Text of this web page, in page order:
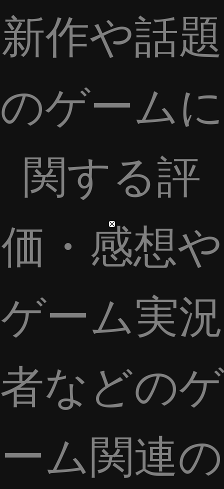
新作や話題
のゲームに
関する評
価・感想や
ゲーム実況
者などのゲ
ーム関連の